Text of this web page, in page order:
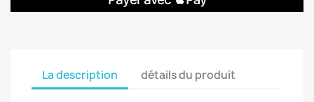
La description détails du produit